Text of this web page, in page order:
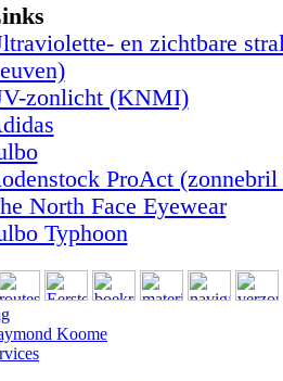
en zichtbare
zonlicht (KNMI)
ProAct (zonnebril
North Face Eyewear
Typhoon
Koome